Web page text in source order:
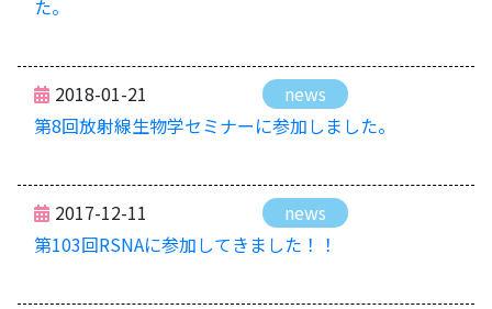
た。
2018-01-21
news
第8回放射線生物学セミナーに参加しました。
2017-12-11
news
第103回RSNAに参加してきました！！